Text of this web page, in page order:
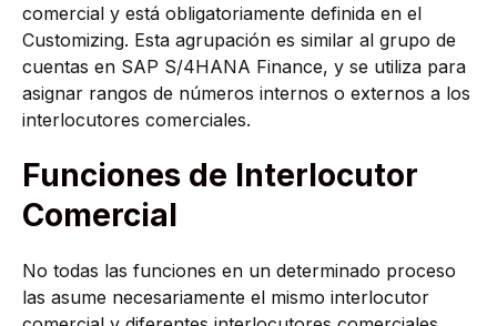
comercial y está obligatoriamente definida en el
Customizing. Esta agrupación es similar al grupo de
cuentas en SAP S/4HANA Finance, y se utiliza para
asignar rangos de números internos o externos a los
interlocutores comerciales.
Funciones de Interlocutor
Comercial
No todas las funciones en un determinado proceso
las asume necesariamente el mismo interlocutor